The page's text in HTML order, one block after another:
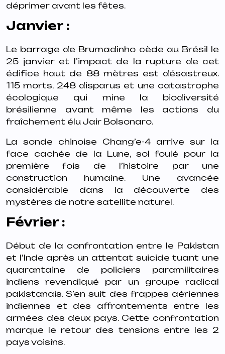
déprimer avant les fêtes.
Janvier :
Le barrage de Brumadinho cède au Brésil le
25 janvier et l’impact de la rupture de cet
édifice haut de 88 mètres est désastreux.
115 morts, 248 disparus et une catastrophe
écologique qui mine la biodiversité
brésilienne avant même les actions du
fraîchement élu Jair Bolsonaro.
La sonde chinoise Chang’e-4 arrive sur la
face cachée de la Lune, sol foulé pour la
première fois de l’histoire par une
construction humaine. Une avancée
considérable dans la découverte des
mystères de notre satellite naturel.
Février :
Début de la confrontation entre le Pakistan
et l’Inde après un attentat suicide tuant une
quarantaine de policiers paramilitaires
indiens revendiqué par un groupe radical
pakistanais. S’en suit des frappes aériennes
indiennes et des affrontements entre les
armées des deux pays. Cette confrontation
marque le retour des tensions entre les 2
pays voisins.